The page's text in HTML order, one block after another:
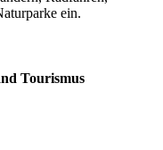
ein.
Tourismus